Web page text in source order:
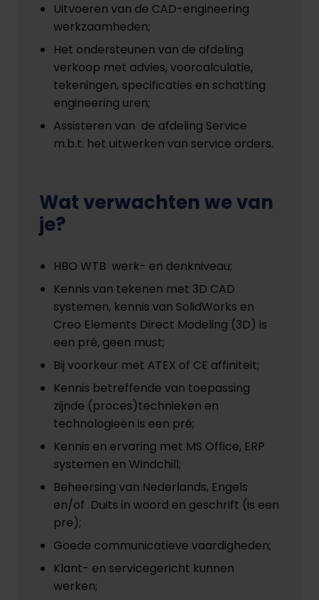
Uitvoeren van de CAD-engineering
werkzaamheden;
Het ondersteunen van de afdeling
verkoop met advies, voorcalculatie,
tekeningen, specificaties en schatting
engineering uren;
Assisteren van de afdeling Service
m.b.t. het uitwerken van service orders.
Wat verwachten we van
je?
HBO WTB werk- en denkniveau;
Kennis van tekenen met 3D CAD
systemen, kennis van SolidWorks en
Creo Elements Direct Modeling (3D) is
een pré, geen must;
Bij voorkeur met ATEX of CE affiniteit;
Kennis betreffende van toepassing
zijnde (proces)technieken en
technologieën is een pré;
Kennis en ervaring met MS Office, ERP
systemen en Windchill;
Beheersing van Nederlands, Engels
en/of Duits in woord en geschrift (is een
pre);
Goede communicatieve vaardigheden;
Klant- en servicegericht kunnen
werken;